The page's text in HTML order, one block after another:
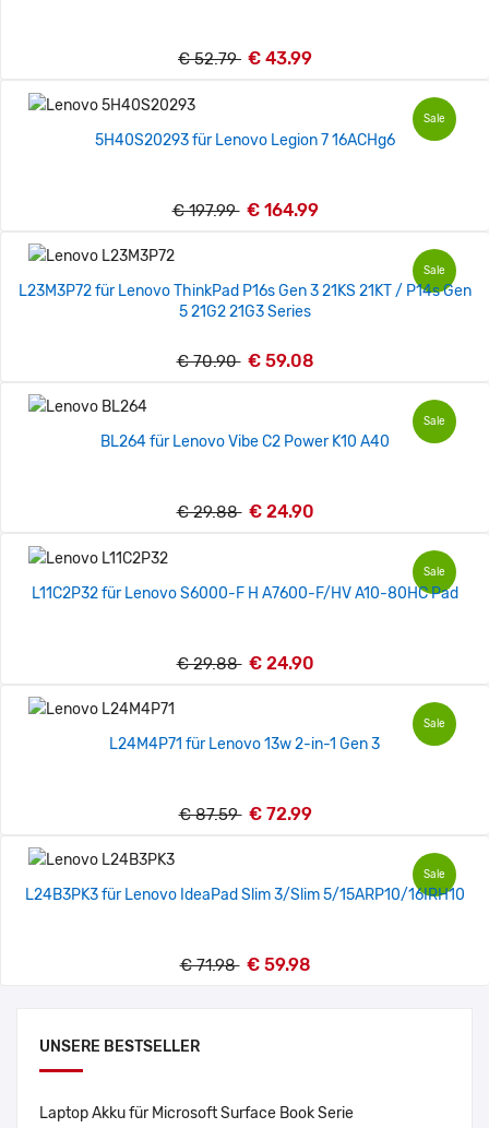
UNSERE BESTSELLER
Laptop Akku für Microsoft Surface Book Serie
€ 52.79 € 43.99
Sale
5H40S20293 für Lenovo Legion 7 16ACHg6
€ 197.99 € 164.99
Sale
L23M3P72 für Lenovo ThinkPad P16s Gen 3 21KS 21KT / P14s Gen
5 21G2 21G3 Series
€ 70.90 € 59.08
Sale
BL264 für Lenovo Vibe C2 Power K10 A40
€ 29.88 € 24.90
Sale
L11C2P32 für Lenovo S6000-F H A7600-F/HV A10-80HC Pad
€ 29.88 € 24.90
Sale
L24M4P71 für Lenovo 13w 2-in-1 Gen 3
€ 87.59 € 72.99
Sale
L24B3PK3 für Lenovo IdeaPad Slim 3/Slim 5/15ARP10/16IRH10
€ 71.98 € 59.98